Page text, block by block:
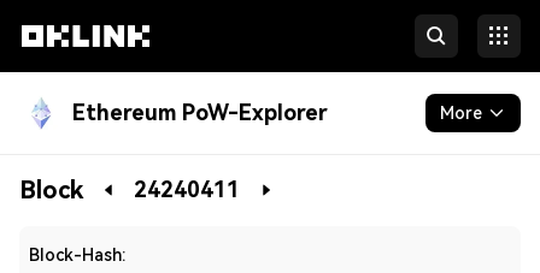
Ethereum PoW-Explorer More
Blockchain
Block 24240411
Block-Hash: